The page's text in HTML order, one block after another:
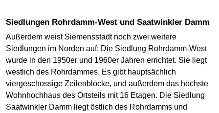
Siedlungen Rohrdamm-West und Saatwinkler Damm
Außerdem weist Siemensstadt noch zwei weitere
Siedlungen im Norden auf: Die Siedlung Rohrdamm-West
wurde in den 1950er und 1960er Jahren errichtet. Sie liegt
westlich des Rohrdammes. Es gibt hauptsächlich
viergeschossige Zeilenblöcke, und außerdem das höchste
Wohnhochhaus des Ortsteils mit 16 Etagen. Die Siedlung
Saatwinkler Damm liegt östlich des Rohrdamms und